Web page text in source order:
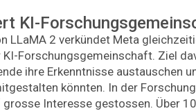
KI-
LLaMA 2 verkündet Meta
KI-Forschungsgemeinschaft. Ziel
ihre Erkenntnisse austauschen
könnten. In der
Interesse gestossen. Über